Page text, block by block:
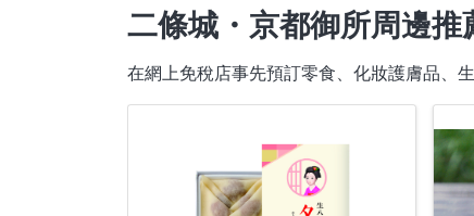
二條城・京都御所周邊推
在網上免稅店事先預訂零食、化妝護膚品、